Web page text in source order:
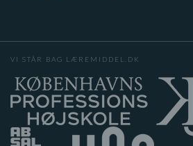
VI STÅR BAG LÆREMIDDEL.DK